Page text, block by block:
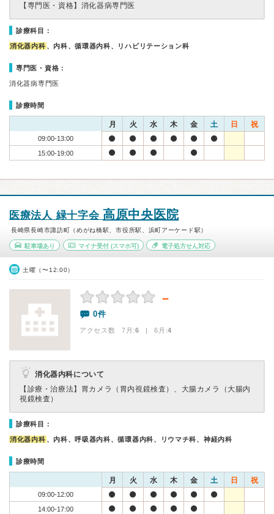
【専門医・資格】 消化器病専門医
診療科目：
消化器内科 、内科、循環器内科、リハビリテーション科
専門医・資格：
消化器病専門医
診療時間
月 火 水 木 金 土 日 祝
09:00-13:00
15:00-19:00
医療法人 緑十字会 高原中央医院
長崎県長崎市諏訪町（めがね橋駅、市役所駅、浜町アーケード駅）
駐車場あり マイナ受付(スマホ可) 電子処方せん対応
土曜（〜12:00）
－
0件
アクセス数 7月:6 | 6月:4
消化器内科について
【診療・治療法】 胃カメラ（胃内視鏡検査）、大腸カメラ（大腸内
視鏡検査）
診療科目：
消化器内科 、内科、呼吸器内科、循環器内科、リウマチ科、神経内科
診療時間
月 火 水 木 金 土 日 祝
09:00-12:00
14:00-17:00